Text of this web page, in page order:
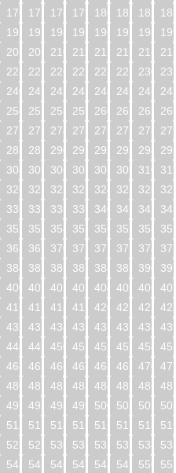
176
177 178 179 180 181 182 183
192
193 194 195 196 197 198 199
208
209 210 211 212 213 214 215
224
225 226 227 228 229 230 231
240
241 242 243 244 245 246 247
256
257 258 259 260 261 262 263
272
273 274 275 276 277 278 279
288
289 290 291 292 293 294 295
304
305 306 307 308 309 310 311
320
321 322 323 324 325 326 327
336
337 338 339 340 341 342 343
352
353 354 355 356 357 358 359
368
369 370 371 372 373 374 375
384
385 386 387 388 389 390 391
400
401 402 403 404 405 406 407
416
417 418 419 420 421 422 423
432
433 434 435 436 437 438 439
448
449 450 451 452 453 454 455
464
465 466 467 468 469 470 471
480
481 482 483 484 485 486 487
496
497 498 499 500 501 502 503
512
513 514 515 516 517 518 519
528
529 530 531 532 533 534 535
544
545 546 547 548 549 550 551